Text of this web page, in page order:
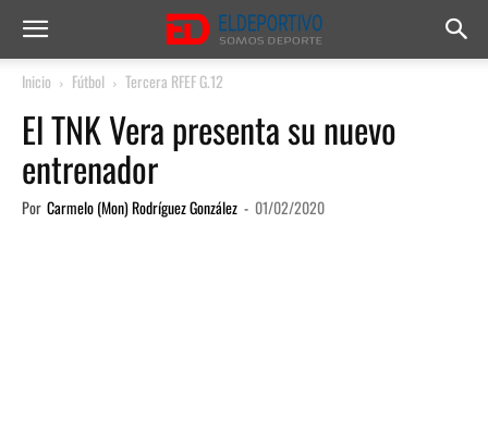
Inicio Fútbol Tercera RFEF G.12
El TNK Vera presenta su nuevo
entrenador
Por Carmelo (Mon) Rodríguez González - 01/02/2020